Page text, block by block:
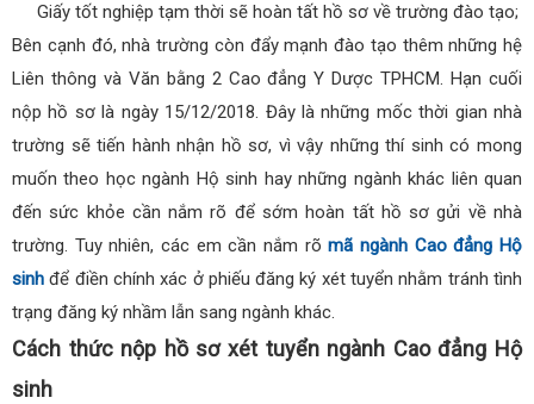
Giấy tốt nghiệp tạm thời sẽ hoàn tất hồ sơ về trường đào tạo;
Bên cạnh đó, nhà trường còn đẩy mạnh đào tạo thêm những hệ
Liên thông và Văn bằng 2 Cao đẳng Y Dược TPHCM. Hạn cuối
nộp hồ sơ là ngày 15/12/2018. Đây là những mốc thời gian nhà
trường sẽ tiến hành nhận hồ sơ, vì vậy những thí sinh có mong
muốn theo học ngành Hộ sinh hay những ngành khác liên quan
đến sức khỏe cần nắm rõ để sớm hoàn tất hồ sơ gửi về nhà
trường. Tuy nhiên, các em cần nắm rõmã ngành Cao đẳng Hộ
sinh để điền chính xác ở phiếu đăng ký xét tuyển nhằm tránh tình
trạng đăng ký nhầm lẫn sang ngành khác.
Cách thức nộp hồ sơ xét tuyển ngành Cao đẳng Hộ
sinh